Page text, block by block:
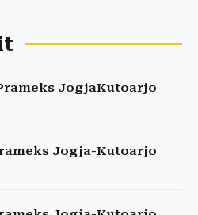
JogjaKutoarjo
Jogja-Kutoarjo